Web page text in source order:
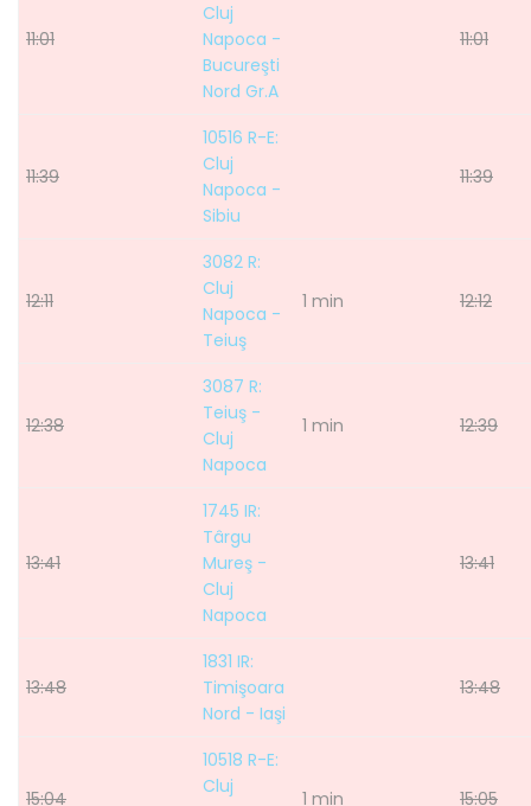
11:01
Cluj
Napoca -
Bucureşti
Nord Gr.A
11:01
11:39
10516 R-E:
Cluj
Napoca -
Sibiu
11:39
12:11
3082 R:
Cluj
Napoca -
Teiuş
1 min 12:12
12:38
3087 R:
Teiuş -
Cluj
Napoca
1 min 12:39
13:41
1745 IR:
Târgu
Mureş -
Cluj
Napoca
13:41
13:48
1831 IR:
Timişoara
Nord - Iaşi
13:48
15:04
10518 R-E:
Cluj
1 min 15:05